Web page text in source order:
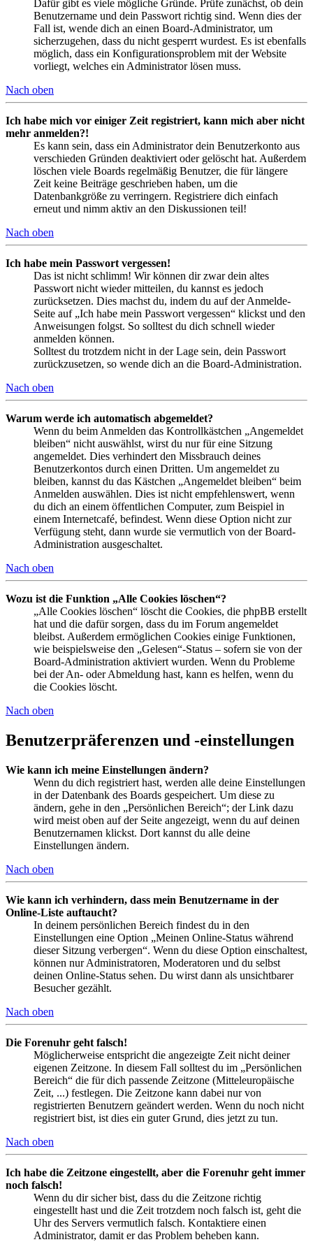
Dafür gibt es viele mögliche Gründe. Prüfe zunächst, ob dein
Benutzername und dein Passwort richtig sind. Wenn dies der
Fall ist, wende dich an einen Board-Administrator, um
sicherzugehen, dass du nicht gesperrt wurdest. Es ist ebenfalls
möglich, dass ein Konfigurationsproblem mit der Website
vorliegt, welches ein Administrator lösen muss.
Nach oben
Ich habe mich vor einiger Zeit registriert, kann mich aber nicht
mehr anmelden?!
Es kann sein, dass ein Administrator dein Benutzerkonto aus
verschieden Gründen deaktiviert oder gelöscht hat. Außerdem
löschen viele Boards regelmäßig Benutzer, die für längere
Zeit keine Beiträge geschrieben haben, um die
Datenbankgröße zu verringern. Registriere dich einfach
erneut und nimm aktiv an den Diskussionen teil!
Nach oben
Ich habe mein Passwort vergessen!
Das ist nicht schlimm! Wir können dir zwar dein altes
Passwort nicht wieder mitteilen, du kannst es jedoch
zurücksetzen. Dies machst du, indem du auf der Anmelde-
Seite auf „Ich habe mein Passwort vergessen“ klickst und den
Anweisungen folgst. So solltest du dich schnell wieder
anmelden können.
Solltest du trotzdem nicht in der Lage sein, dein Passwort
zurückzusetzen, so wende dich an die Board-Administration.
Nach oben
Warum werde ich automatisch abgemeldet?
Wenn du beim Anmelden das Kontrollkästchen „Angemeldet
bleiben“ nicht auswählst, wirst du nur für eine Sitzung
angemeldet. Dies verhindert den Missbrauch deines
Benutzerkontos durch einen Dritten. Um angemeldet zu
bleiben, kannst du das Kästchen „Angemeldet bleiben“ beim
Anmelden auswählen. Dies ist nicht empfehlenswert, wenn
du dich an einem öffentlichen Computer, zum Beispiel in
einem Internetcafé, befindest. Wenn diese Option nicht zur
Verfügung steht, dann wurde sie vermutlich von der Board-
Administration ausgeschaltet.
Nach oben
Wozu ist die Funktion „Alle Cookies löschen“?
„Alle Cookies löschen“ löscht die Cookies, die phpBB erstellt
hat und die dafür sorgen, dass du im Forum angemeldet
bleibst. Außerdem ermöglichen Cookies einige Funktionen,
wie beispielsweise den „Gelesen“-Status – sofern sie von der
Board-Administration aktiviert wurden. Wenn du Probleme
bei der An- oder Abmeldung hast, kann es helfen, wenn du
die Cookies löscht.
Nach oben
Benutzerpräferenzen und -einstellungen
Wie kann ich meine Einstellungen ändern?
Wenn du dich registriert hast, werden alle deine Einstellungen
in der Datenbank des Boards gespeichert. Um diese zu
ändern, gehe in den „Persönlichen Bereich“; der Link dazu
wird meist oben auf der Seite angezeigt, wenn du auf deinen
Benutzernamen klickst. Dort kannst du alle deine
Einstellungen ändern.
Nach oben
Wie kann ich verhindern, dass mein Benutzername in der
Online-Liste auftaucht?
In deinem persönlichen Bereich findest du in den
Einstellungen eine Option „Meinen Online-Status während
dieser Sitzung verbergen“. Wenn du diese Option einschaltest,
können nur Administratoren, Moderatoren und du selbst
deinen Online-Status sehen. Du wirst dann als unsichtbarer
Besucher gezählt.
Nach oben
Die Forenuhr geht falsch!
Möglicherweise entspricht die angezeigte Zeit nicht deiner
eigenen Zeitzone. In diesem Fall solltest du im „Persönlichen
Bereich“ die für dich passende Zeitzone (Mitteleuropäische
Zeit, ...) festlegen. Die Zeitzone kann dabei nur von
registrierten Benutzern geändert werden. Wenn du noch nicht
registriert bist, ist dies ein guter Grund, dies jetzt zu tun.
Nach oben
Ich habe die Zeitzone eingestellt, aber die Forenuhr geht immer
noch falsch!
Wenn du dir sicher bist, dass du die Zeitzone richtig
eingestellt hast und die Zeit trotzdem noch falsch ist, geht die
Uhr des Servers vermutlich falsch. Kontaktiere einen
Administrator, damit er das Problem beheben kann.